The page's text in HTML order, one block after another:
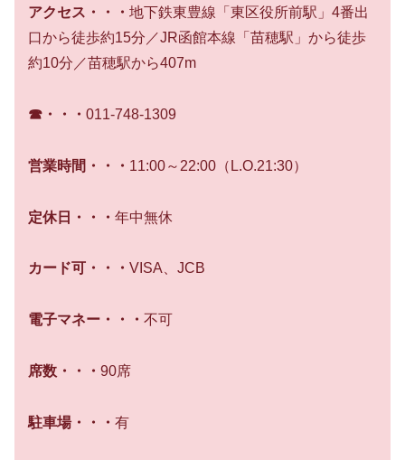
アクセス・・・ 地下鉄東豊線「東区役所前駅」4番出
口から徒歩約15分／JR函館本線「苗穂駅」から徒歩
約10分／苗穂駅から407m
☎・・・ 011-748-1309
営業時間・・・ 11:00～22:00（L.O.21:30）
定休日・・・ 年中無休
カード可・・・ VISA、JCB
電子マネー・・・ 不可
席数・・・ 90席
駐車場・・・ 有